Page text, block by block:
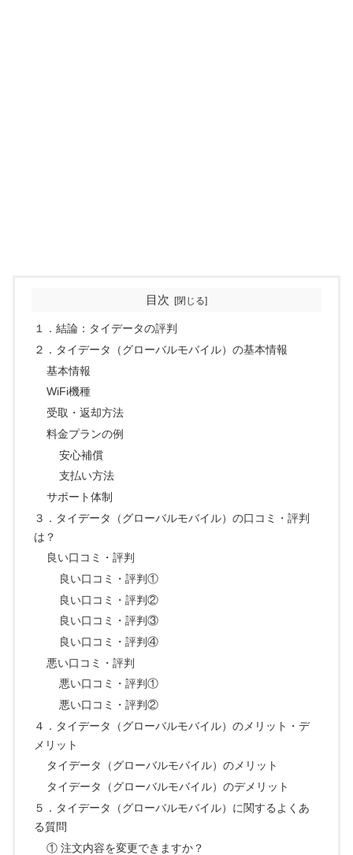
目次
１．結論：タイデータの評判
２．タイデータ（グローバルモバイル）の基本情報
基本情報
WiFi機種
受取・返却方法
料金プランの例
安心補償
支払い方法
サポート体制
３．タイデータ（グローバルモバイル）の口コミ・評判
は？
良い口コミ・評判
良い口コミ・評判①
良い口コミ・評判②
良い口コミ・評判③
良い口コミ・評判④
悪い口コミ・評判
悪い口コミ・評判①
悪い口コミ・評判②
４．タイデータ（グローバルモバイル）のメリット・デ
メリット
タイデータ（グローバルモバイル）のメリット
タイデータ（グローバルモバイル）のデメリット
５．タイデータ（グローバルモバイル）に関するよくあ
る質問
① 注文内容を変更できますか？